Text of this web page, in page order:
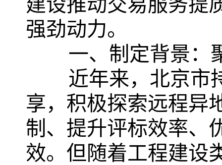
强劲动力。
一、制定背景：
近年来，北京市
享，积极探索远程异
制、提升评标效率、
效。但随着工程建设